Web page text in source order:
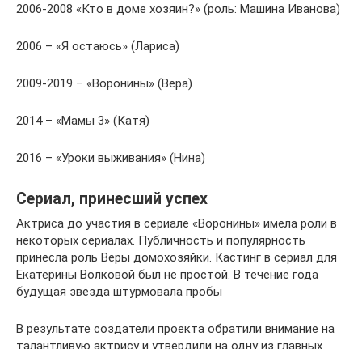
2006-2008 «Кто в доме хозяин?» (роль: Машина Иванова)
2006 – «Я остаюсь» (Лариса)
2009-2019 – «Воронины» (Вера)
2014 – «Мамы 3» (Катя)
2016 – «Уроки выживания» (Нина)
Сериал, принесший успех
Актриса до участия в сериале «Воронины» имела роли в
некоторых сериалах. Публичность и популярность
принесла роль Веры домохозяйки. Кастинг в сериал для
Екатерины Волковой был не простой. В течение года
будущая звезда штурмовала пробы
В результате создатели проекта обратили внимание на
талантливую актрису и утвердили на одну из главных